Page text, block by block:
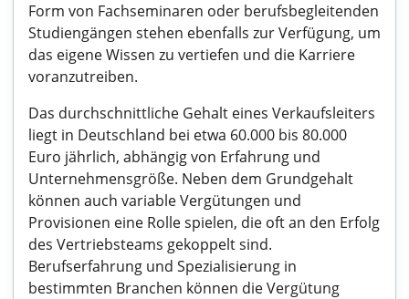
Form von Fachseminaren oder berufsbegleitenden
Studiengängen stehen ebenfalls zur Verfügung, um
das eigene Wissen zu vertiefen und die Karriere
voranzutreiben.
Das durchschnittliche Gehalt eines Verkaufsleiters
liegt in Deutschland bei etwa 60.000 bis 80.000
Euro jährlich, abhängig von Erfahrung und
Unternehmensgröße. Neben dem Grundgehalt
können auch variable Vergütungen und
Provisionen eine Rolle spielen, die oft an den Erfolg
des Vertriebsteams gekoppelt sind.
Berufserfahrung und Spezialisierung in
bestimmten Branchen können die Vergütung